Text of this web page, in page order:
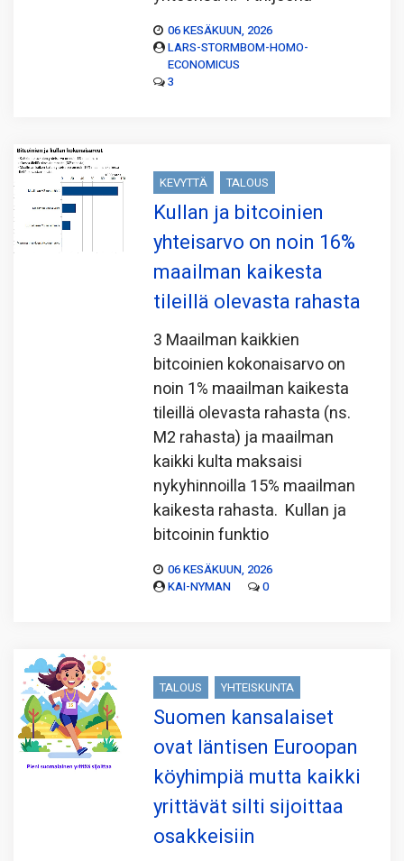
06 KESÄKUUN, 2026
LARS-STORMBOM-HOMO-
ECONOMICUS
3
KEVYTTÄ TALOUS
Kullan ja bitcoinien
yhteisarvo on noin 16%
maailman kaikesta
tileillä olevasta rahasta
3 Maailman kaikkien
bitcoinien kokonaisarvo on
noin 1% maailman kaikesta
tileillä olevasta rahasta (ns.
M2 rahasta) ja maailman
kaikki kulta maksaisi
nykyhinnoilla 15% maailman
kaikesta rahasta. Kullan ja
bitcoinin funktio
06 KESÄKUUN, 2026
KAI-NYMAN
0
TALOUS YHTEISKUNTA
Suomen kansalaiset
ovat läntisen Euroopan
köyhimpiä mutta kaikki
yrittävät silti sijoittaa
osakkeisiin